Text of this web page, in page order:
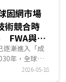
固網市場
術競合時
FWA與
逐漸進入「成
年，全球固
點已不再只是
2026-05-18